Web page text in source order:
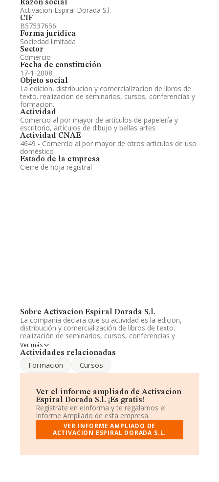
Razón social
Activacion Espiral Dorada S.l.
CIF
B57537656
Forma jurídica
Sociedad limitada
Sector
Comercio
Fecha de constitución
17-1-2008
Objeto social
La edicion, distribucion y comercializacion de libros de
texto. realizacion de seminarios, cursos, conferencias y
formacion.
Actividad
Comercio al por mayor de artículos de papelería y
escritorio, artículos de dibujo y bellas artes
Actividad CNAE
4649 - Comercio al por mayor de otros artículos de uso
doméstico
Estado de la empresa
Cierre de hoja registral
Sobre Activacion Espiral Dorada S.l.
La compañía declara que su actividad es la edicion,
distribución y comercialización de libros de texto.
realización de seminarios, cursos, conferencias y
formación. La empresa es una Sociedad Limitada.
Clasifica su actividad CNAE como 'Comercio al por
4649. No realiza actividad de importación y/o
exportación.
La sociedad Activacion Espiral Dorada S.L, con NIF
B57537656, se encuentra en Avenida Juan Carlos I núm.
24, (18690), Almuñecar, Granada, Andalucía.
Con los datos a disposición de INFORMA sobre 8.834
empresas pertenecientes al sector, la facturación en el
ámbito nacional alcanza los 6.991 millones de euros y la
compañías alcanza los 791 mil euros. Teniendo en
Ver más
Actividades relacionadas
Formacion Cursos
Ver el informe ampliado de Activacion
Espiral Dorada S.l. ¡Es gratis!
Regístrate en eInforma y te regalamos el
Informe Ampliado de esta empresa.
VER INFORME AMPLIADO DE
ACTIVACION ESPIRAL DORADA S.L.